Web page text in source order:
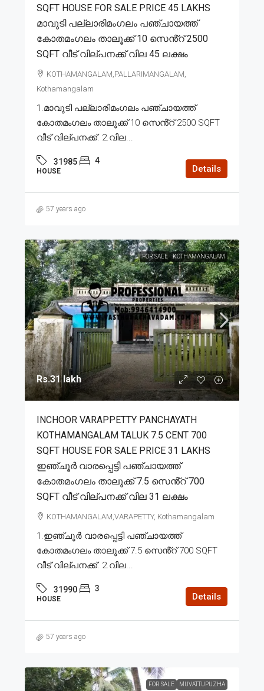
SQFT HOUSE FOR SALE PRICE 45 LAKHS
മാവുടി പല്ലാരിമംഗലം പഞ്ചായത്ത്
കോതമംഗലം താലൂക്ക് 10 സെൻ്റ് 2500
SQFT വീട് വില്പനക്ക് വില 45 ലക്ഷം
KOTHAMANGALAM,PALLARIMANGALAM,
Kothamangalam
1.മാവുടി പല്ലാരിമംഗലം പഞ്ചായത്ത്
കോതമംഗലം താലൂക്ക് 10 സെൻ്റ് 2500 SQFT
വീട് വില്പനക്ക്. 2.വില...
31985 4
HOUSE Details
57 years ago
FOR SALE KOTHAMANGALAM
Rs.31 lakh
INCHOOR VARAPPETTY PANCHAYATH
KOTHAMANGALAM TALUK 7.5 CENT 700
SQFT HOUSE FOR SALE PRICE 31 LAKHS
ഇഞ്ചൂർ വാരപ്പെട്ടി പഞ്ചായത്ത്
കോതമംഗലം താലൂക്ക് 7.5 സെൻ്റ് 700
SQFT വീട് വില്പനക്ക് വില 31 ലക്ഷം
KOTHAMANGALAM,VARAPETTY, Kothamangalam
1.ഇഞ്ചൂർ വാരപ്പെട്ടി പഞ്ചായത്ത്
കോതമംഗലം താലൂക്ക് 7.5 സെൻ്റ് 700 SQFT
വീട് വില്പനക്ക്. 2.വില...
31990 3
HOUSE Details
57 years ago
FOR SALE MUVATTUPUZHA